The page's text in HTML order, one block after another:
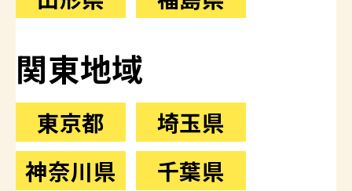
関東地域
東京都
埼玉県
神奈川県
千葉県